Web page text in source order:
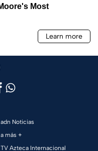
adn Noticias
a más +
TV Azteca Internacional